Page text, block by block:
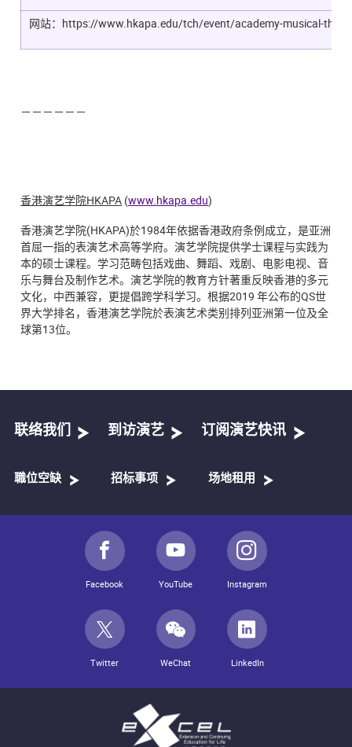
网站：https://www.hkapa.edu/tch/event/academy-musical-the-
－－－－－－
香港演艺学院HKAPA (www.hkapa.edu)
香港演艺学院(HKAPA)於1984年依据香港政府条例成立，是亚洲
首屈一指的表演艺术高等学府。演艺学院提供学士课程与实践为
本的硕士课程。学习范畴包括戏曲、舞蹈、戏剧、电影电视、音
乐与舞台及制作艺术。演艺学院的教育方针著重反映香港的多元
文化，中西兼容，更提倡跨学科学习。根据2019 年公布的QS世
界大学排名，香港演艺学院於表演艺术类别排列亚洲第一位及全
球第13位。
联络我们 到访演艺 订阅演艺快讯
職位空缺 招标事项 场地租用
Facebook YouTube Instagram
Twitter WeChat LinkedIn